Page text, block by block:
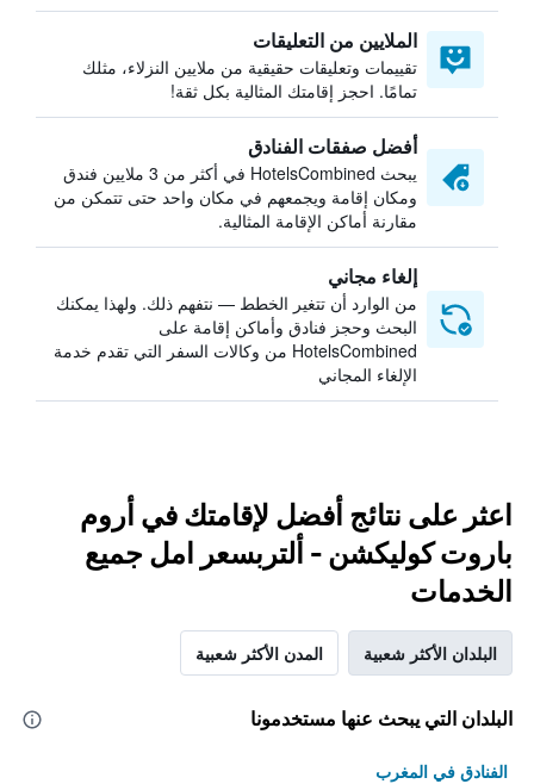
الملايين من التعليقات
تقييمات وتعليقات حقيقية من ملايين النزلاء، مثلك
تمامًا. احجز إقامتك المثالية بكل ثقة!
أفضل صفقات الفنادق
يبحث HotelsCombined في أكثر من 3 ملايين فندق
ومكان إقامة ويجمعهم في مكان واحد حتى تتمكن من
مقارنة أماكن الإقامة المثالية.
إلغاء مجاني
من الوارد أن تتغير الخطط — نتفهم ذلك. ولهذا يمكنك
البحث وحجز فنادق وأماكن إقامة على
HotelsCombined من وكالات السفر التي تقدم خدمة
الإلغاء المجاني
اعثر على نتائج أفضل لإقامتك في أروم
باروت كوليكشن - ألتربسعر امل جميع
الخدمات
البلدان الأكثر شعبية المدن الأكثر شعبية
البلدان التي يبحث عنها مستخدمونا
الفنادق في المغرب